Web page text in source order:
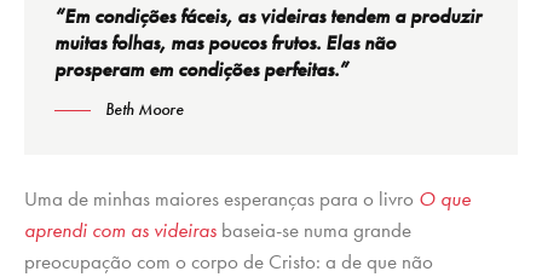
“Em condições fáceis, as videiras tendem a produzir
muitas folhas, mas poucos frutos. Elas não
prosperam em condições perfeitas.”
Beth Moore
Uma de minhas maiores esperanças para o livro O que
aprendi com as videiras baseia-se numa grande
preocupação com o corpo de Cristo: a de que não